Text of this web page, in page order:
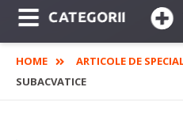
CATEGORII
HOME ARTICOLE DE
SUBACVATICE